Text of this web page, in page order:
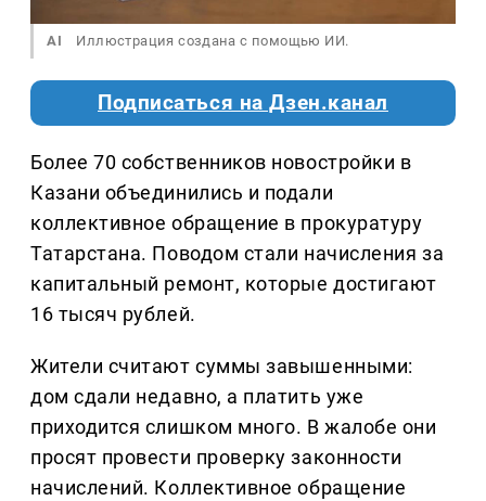
AI Иллюстрация создана с помощью ИИ.
Подписаться на Дзен.канал
Более 70 собственников новостройки в
Казани объединились и подали
коллективное обращение в прокуратуру
Татарстана. Поводом стали начисления за
капитальный ремонт, которые достигают
16 тысяч рублей.
Жители считают суммы завышенными:
дом сдали недавно, а платить уже
приходится слишком много. В жалобе они
просят провести проверку законности
начислений. Коллективное обращение